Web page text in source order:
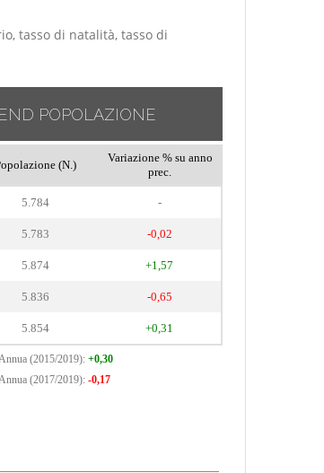
tasso di natalità, tasso di
POPOLAZIONE
(N.)
Variazione % su anno
prec.
5.784 -
5.783 -0,02
5.874 +1,57
5.836 -0,65
5.854 +0,31
(2015/2019): +0,30
(2017/2019): -0,17